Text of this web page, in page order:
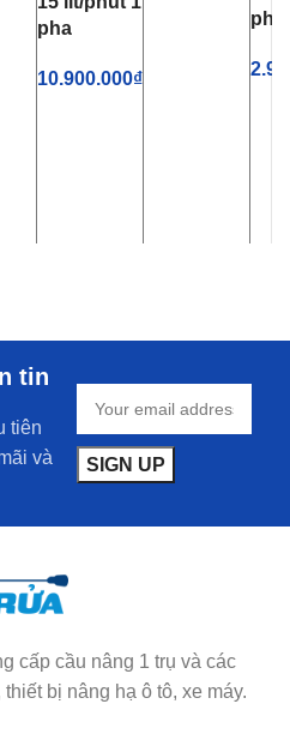
pha
10.900.000₫
pha
tin
tiên
và
cấp cầu nâng 1 trụ và các
bị nâng hạ ô tô, xe máy.